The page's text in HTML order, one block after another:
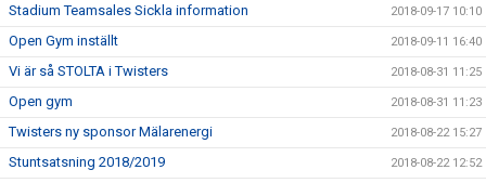
Stadium Teamsales Sickla information 2018-09-17 10:10
Open Gym inställt 2018-09-11 16:40
Vi är så STOLTA i Twisters 2018-08-31 11:25
Open gym 2018-08-31 11:23
Twisters ny sponsor Mälarenergi 2018-08-22 15:27
Stuntsatsning 2018/2019 2018-08-22 12:52